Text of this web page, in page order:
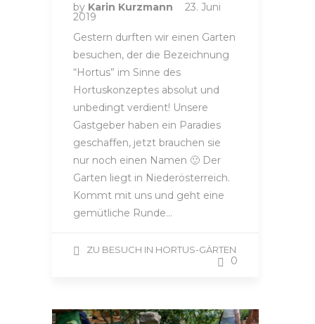
by Karin Kurzmann 23. Juni
2019
Gestern durften wir einen Garten
besuchen, der die Bezeichnung
“Hortus” im Sinne des
Hortuskonzeptes absolut und
unbedingt verdient! Unsere
Gastgeber haben ein Paradies
geschaffen, jetzt brauchen sie
nur noch einen Namen 🙂 Der
Garten liegt in Niederösterreich.
Kommt mit uns und geht eine
gemütliche Runde…
ZU BESUCH IN HORTUS-GÄRTEN
0